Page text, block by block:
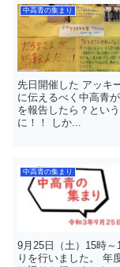
中高青の集まり
先日開催した アッキ
に伝えるべく中高青
を報告したら？とい
に！！ しか...
中高青の集まり
9月25日（土）15時
りを行いました。 年